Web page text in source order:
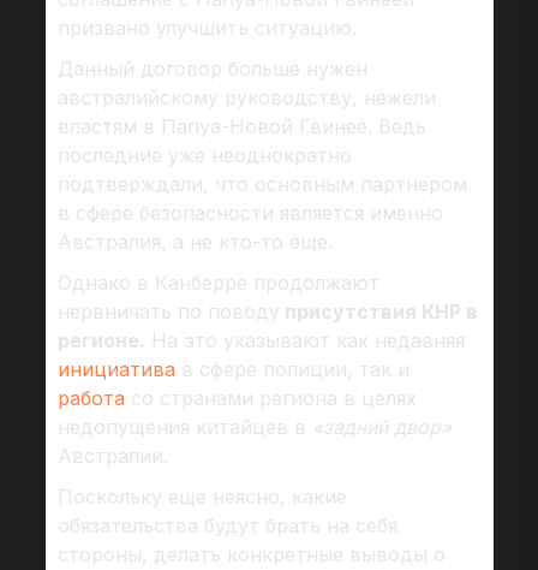
призвано улучшить ситуацию.
Данный договор больше нужен
австралийскому руководству, нежели
властям в Папуа-Новой Гвинее. Ведь
последние уже неоднократно
подтверждали, что основным партнером
в сфере безопасности является именно
Австралия, а не кто-то еще.
Однако в Канберре продолжают
нервничать по поводу присутствия КНР в
регионе. На это указывают как недавняя
инициатива в сфере полиции, так и
работа со странами региона в целях
недопущения китайцев в «задний двор»
Австралии.
Поскольку еще неясно, какие
обязательства будут брать на себя
стороны, делать конкретные выводы о